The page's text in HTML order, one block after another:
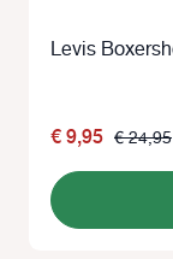
€ 9,95 € 24,95